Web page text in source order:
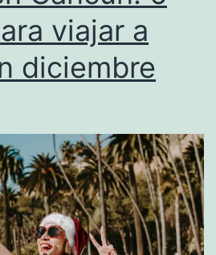
viajar a
diciembre